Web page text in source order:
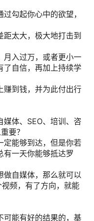
勾起你心中的欲望，
太大，极大地打击到
月入过万，或者更小一
了自信，再加上持续学
赚到钱，并为此付出行
体、SEO、培训、咨
要？
定能够到达，但是你若
有一天你能够抵达罗
做自媒体，那么就可以
频，有了方向，就能
可能有好的结果的，基